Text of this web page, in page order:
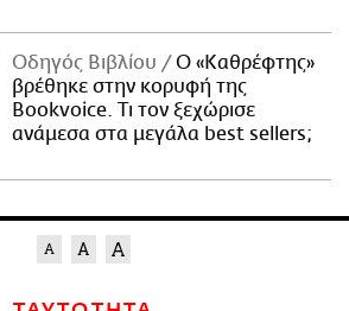
Οδηγός Βιβλίου
Ο «Καθρέφτης»
βρέθηκε στην κορυφή της
Bookvoice. Τι τον ξεχώρισε
ανάμεσα στα μεγάλα best sellers;